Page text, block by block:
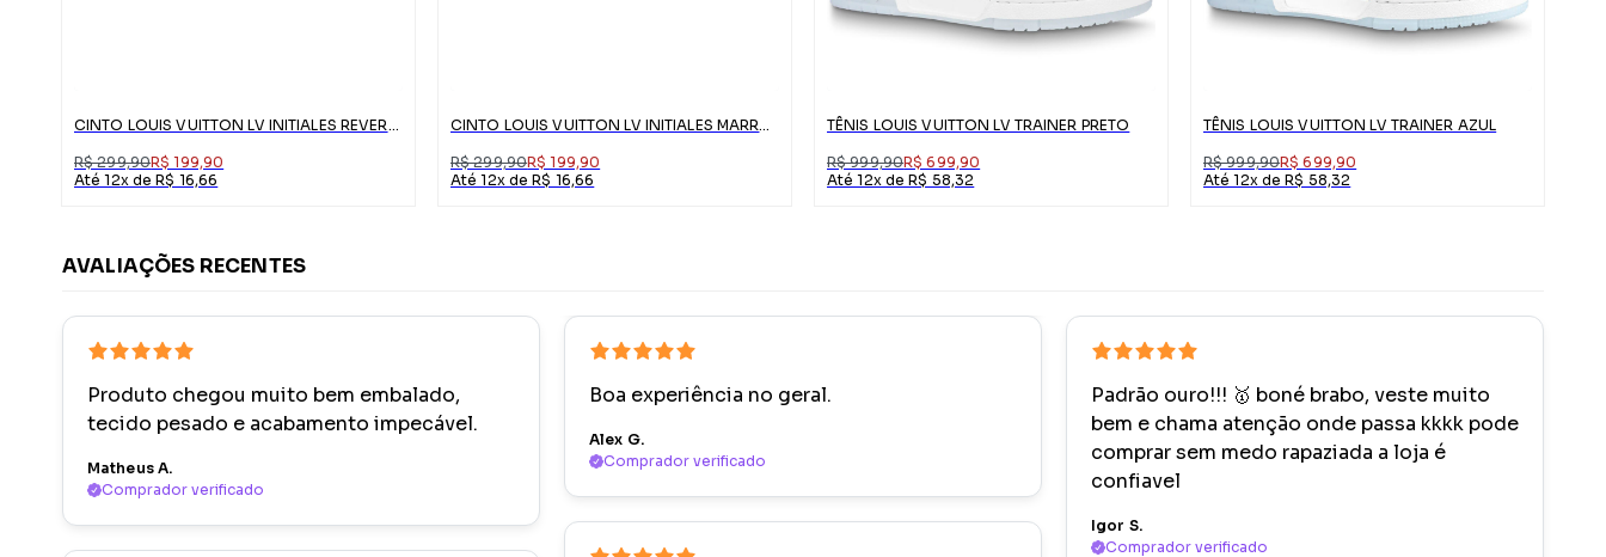
R$ 299,90R$ 199,90
Até 12x de R$ 16,66
R$ 299,90R$ 199,90
Até 12x de R$ 16,66
TÊNIS LOUIS VUITTON LV TRAINER PRETO
R$ 999,90R$ 699,90
Até 12x de R$ 58,32
TÊNIS LOUIS VUITTON LV TRAINER AZUL
R$ 999,90R$ 699,90
Até 12x de R$ 58,32
AVALIAÇÕES RECENTES
Produto chegou muito bem embalado,
tecido pesado e acabamento impecável.
Matheus A.
Comprador verificado
Boa experiência no geral.
Alex G.
Comprador verificado
Padrão ouro!!! 🥇 boné brabo, veste muito
bem e chama atenção onde passa kkkk pode
comprar sem medo rapaziada a loja é
confiavel
Igor S.
Comprador verificado